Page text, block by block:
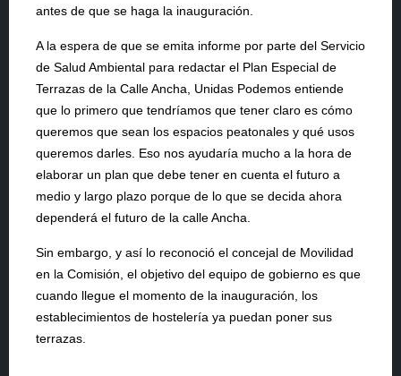
antes de que se haga la inauguración.
A la espera de que se emita informe por parte del Servicio
de Salud Ambiental para redactar el Plan Especial de
Terrazas de la Calle Ancha, Unidas Podemos entiende
que lo primero que tendríamos que tener claro es cómo
queremos que sean los espacios peatonales y qué usos
queremos darles. Eso nos ayudaría mucho a la hora de
elaborar un plan que debe tener en cuenta el futuro a
medio y largo plazo porque de lo que se decida ahora
dependerá el futuro de la calle Ancha.
Sin embargo, y así lo reconoció el concejal de Movilidad
en la Comisión, el objetivo del equipo de gobierno es que
cuando llegue el momento de la inauguración, los
establecimientos de hostelería ya puedan poner sus
terrazas.